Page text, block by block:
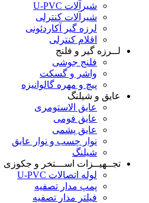
شیرآلات U-PVC
شیرآلات کنترلی
لرزه گیر آکاردئونی
اقلام کنترلی
لــرزه گیر و فلنج
فلنج جوشی
واشر و گسکت
پیچ و مهره گالوانیزه
عایق و شیلنگ
عایق الاستومری
عایق فومی
عایق پشمی
نوار چسب و نوار عایق
شیلنگ
تجــهیــزات اســـتخر و جکوزی
لوله اتصالات U-PVC
پمپ مدار تصفیه
فیلتر مدار تصفیه